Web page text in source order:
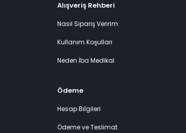
Alışveriş Rehberi
Nasıl Sipariş Veririm
Kullanım Koşulları
Neden İba Medikal
Ödeme
Hesap Bilgileri
Ödeme ve Teslimat